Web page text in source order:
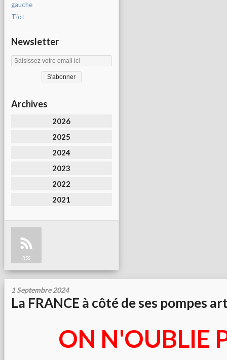
gauche
Tiot
Newsletter
Archives
2026
2025
2024
2023
2022
2021
RSS
1 Septembre 2024
La FRANCE à côté de ses pompes
ON N'OUBLIE